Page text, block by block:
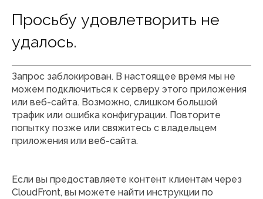
Просьбу удовлетворить не
удалось.
Запрос заблокирован. В настоящее время мы не
можем подключиться к серверу этого приложения
или веб-сайта. Возможно, слишком большой
трафик или ошибка конфигурации. Повторите
попытку позже или свяжитесь с владельцем
приложения или веб-сайта.
Если вы предоставляете контент клиентам через
CloudFront, вы можете найти инструкции по